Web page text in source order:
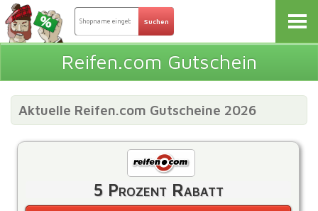
Reifen.com Gutschein
Aktuelle Reifen.com Gutscheine 2026
5 Prozent Rabatt